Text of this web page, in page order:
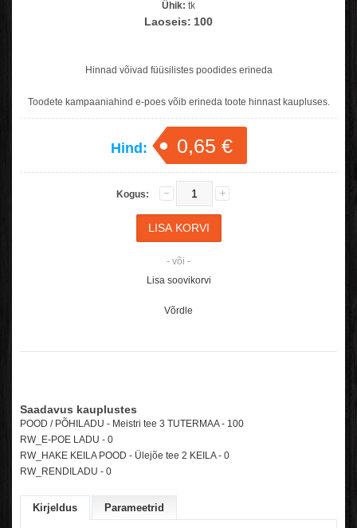
Ühik: tk
Laoseis: 100
Hinnad võivad füüsilistes poodides erineda
Toodete kampaaniahind e-poes võib erineda toote hinnast kaupluses.
Hind: 0,65 €
Kogus:
- või -
Lisa soovikorvi
Võrdle
Saadavus kauplustes
POOD / PÕHILADU - Meistri tee 3 TUTERMAA - 100
RW_E-POE LADU - 0
RW_HAKE KEILA POOD - Ülejõe tee 2 KEILA - 0
RW_RENDILADU - 0
Kirjeldus Parameetrid